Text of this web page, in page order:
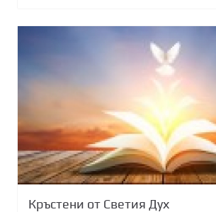
Кръстени от Светия Дух